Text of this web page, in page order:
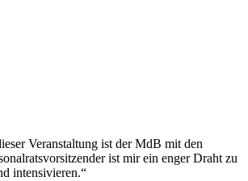
Veranstaltung ist der MdB mit den
ist mir ein enger Draht zu
intensivieren.“